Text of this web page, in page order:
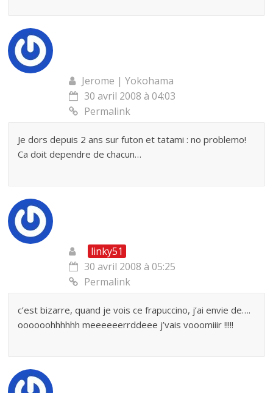
Jerome | Yokohama
30 avril 2008 à 04:03
Permalink
Je dors depuis 2 ans sur futon et tatami : no problemo!
Ca doit dependre de chacun…
linky51
30 avril 2008 à 05:25
Permalink
c’est bizarre, quand je vois ce frapuccino, j’ai envie de….
oooooohhhhhh meeeeeerrddeee j’vais vooomiiir !!!!!